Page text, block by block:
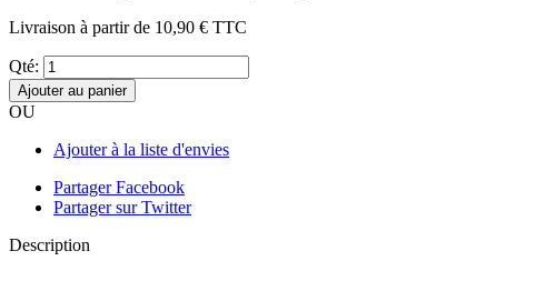
Livraison à partir de 10,90 € TTC
Qté:
Ajouter au panier
OU
Ajouter à la liste d'envies
Partager Facebook
Partager sur Twitter
Description